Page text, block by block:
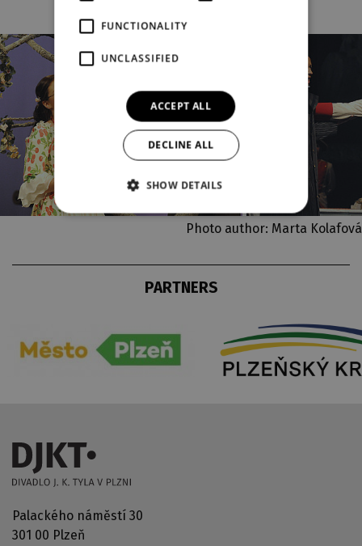
Photo author: Marta Kolafová
PARTNERS
Palackého náměstí 30
301 00 Plzeň
FUNCTIONALITY
UNCLASSIFIED
ACCEPT ALL
DECLINE ALL
SHOW DETAILS